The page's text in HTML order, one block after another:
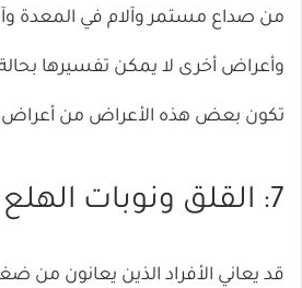
من صداع مستمر وآلام في المعدة
وأعراض أخرى لا يمكن تفسيرها
تكون بعض هذه الأعراض من أعراض
7: القلق ونوبات الهلع
قد يعاني الأفراد الذين يعانون من